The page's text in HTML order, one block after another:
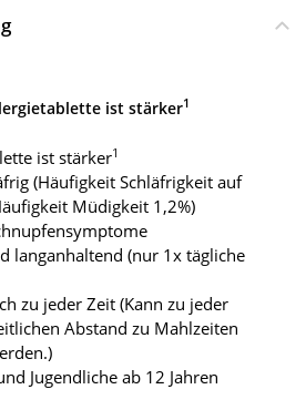
ist stärker1
ist stärker1
(Häufigkeit Schläfrigkeit auf
Müdigkeit 1,2%)
langanhaltend (nur 1x tägliche
zu jeder Zeit (Kann zu jeder
Abstand zu Mahlzeiten
Jugendliche ab 12 Jahren